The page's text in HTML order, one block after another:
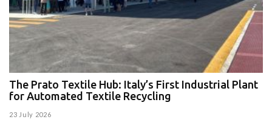
The Prato Textile Hub: Italy’s First Industrial Plant
for Automated Textile Recycling
23 July 2026